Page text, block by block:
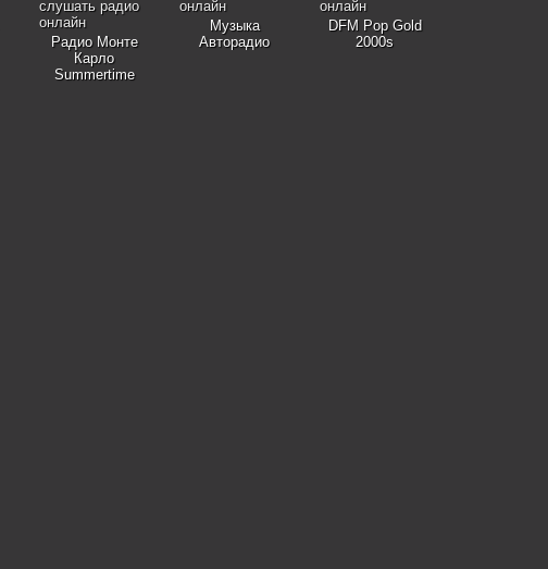
Радио Монте
Карло
Summertime
Музыка
Авторадио
DFM Pop Gold
2000s